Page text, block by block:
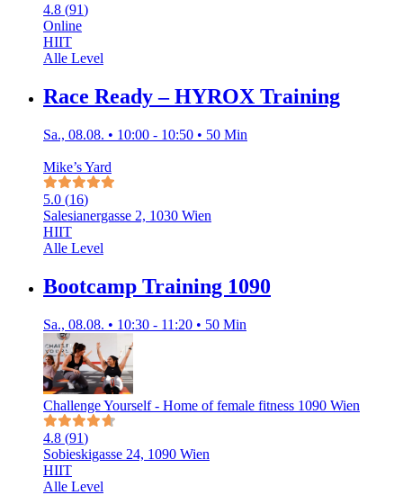
4.8 (91)
Online
HIIT
Alle Level
Race Ready – HYROX Training
Sa., 08.08. • 10:00 - 10:50 • 50 Min
Mike’s Yard
5.0 (16)
Salesianergasse 2, 1030 Wien
HIIT
Alle Level
Bootcamp Training 1090
Sa., 08.08. • 10:30 - 11:20 • 50 Min
Challenge Yourself - Home of female fitness 1090 Wien
4.8 (91)
Sobieskigasse 24, 1090 Wien
HIIT
Alle Level